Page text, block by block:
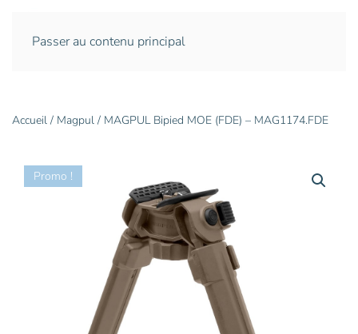
Passer au contenu principal
Accueil / Magpul / MAGPUL Bipied MOE (FDE) – MAG1174.FDE
Promo !